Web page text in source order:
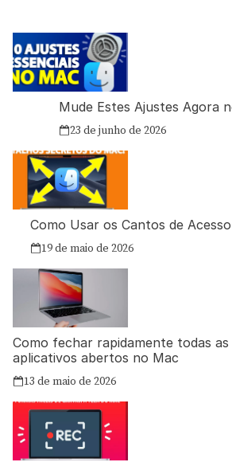
Mude Estes Ajustes Agora
23 de junho de 2026
Como Usar os Cantos de
19 de maio de 2026
Como fechar rapidamente todas as
aplicativos abertos no Mac
13 de maio de 2026